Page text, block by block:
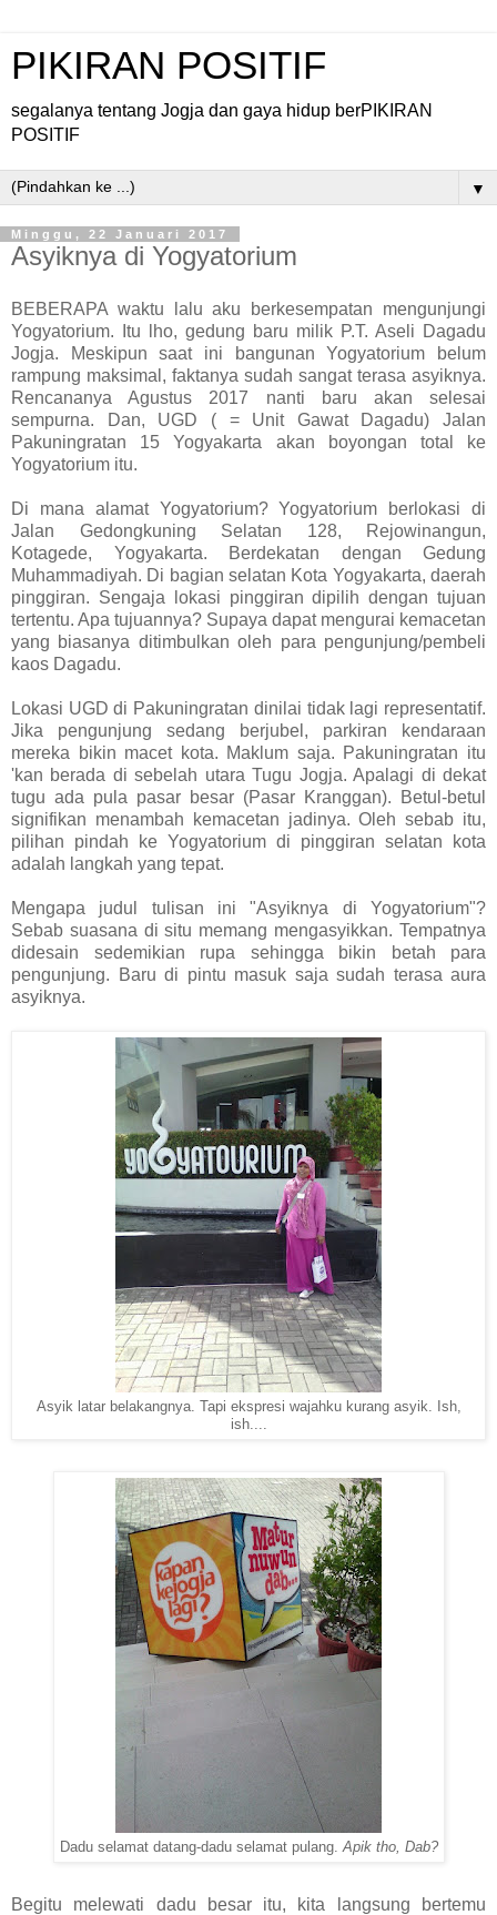
PIKIRAN POSITIF
segalanya tentang Jogja dan gaya hidup berPIKIRAN
POSITIF
▼
Minggu, 22 Januari 2017
Asyiknya di Yogyatorium
BEBERAPA waktu lalu aku berkesempatan mengunjungi
Yogyatorium. Itu lho, gedung baru milik P.T. Aseli Dagadu
Jogja. Meskipun saat ini bangunan Yogyatorium belum
rampung maksimal, faktanya sudah sangat terasa asyiknya.
Rencananya Agustus 2017 nanti baru akan selesai
sempurna. Dan, UGD ( = Unit Gawat Dagadu) Jalan
Pakuningratan 15 Yogyakarta akan boyongan total ke
Yogyatorium itu.
Di mana alamat Yogyatorium? Yogyatorium berlokasi di
Jalan Gedongkuning Selatan 128, Rejowinangun,
Kotagede, Yogyakarta. Berdekatan dengan Gedung
Muhammadiyah. Di bagian selatan Kota Yogyakarta, daerah
pinggiran. Sengaja lokasi pinggiran dipilih dengan tujuan
tertentu. Apa tujuannya? Supaya dapat mengurai kemacetan
yang biasanya ditimbulkan oleh para pengunjung/pembeli
kaos Dagadu.
Lokasi UGD di Pakuningratan dinilai tidak lagi representatif.
Jika pengunjung sedang berjubel, parkiran kendaraan
mereka bikin macet kota. Maklum saja. Pakuningratan itu
'kan berada di sebelah utara Tugu Jogja. Apalagi di dekat
tugu ada pula pasar besar (Pasar Kranggan). Betul-betul
signifikan menambah kemacetan jadinya. Oleh sebab itu,
pilihan pindah ke Yogyatorium di pinggiran selatan kota
adalah langkah yang tepat.
Mengapa judul tulisan ini "Asyiknya di Yogyatorium"?
Sebab suasana di situ memang mengasyikkan. Tempatnya
didesain sedemikian rupa sehingga bikin betah para
pengunjung. Baru di pintu masuk saja sudah terasa aura
asyiknya.
Asyik latar belakangnya. Tapi ekspresi wajahku kurang asyik. Ish,
ish....
Dadu selamat datang-dadu selamat pulang. Apik tho, Dab?
Begitu melewati dadu besar itu, kita langsung bertemu